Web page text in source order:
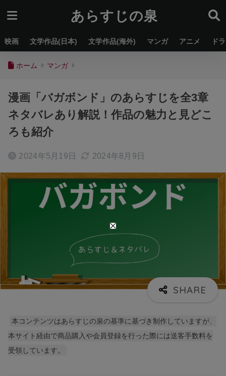
あらすじの泉
映画 文学作品(日本) 文学作品(海外) マンガ アニメ ド
ホーム マンガ
漫画「バガボンド」のあらすじを全3章
ネタバレあり解説！作品の魅力と見どこ
ろも紹介
2024年5月19日 2024年8月9日
本コンテンツはあらすじの泉の基準に基づき制作していますが、
本サイト経由で商品購入や会員登録を行った際には送客手数料を
受領しています。